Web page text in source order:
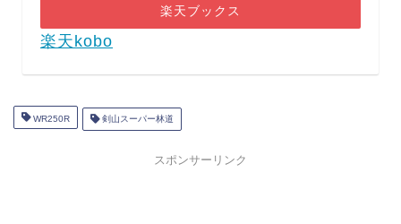
楽天ブックス
楽天kobo
WR250R 剣山スーパー林道
スポンサーリンク